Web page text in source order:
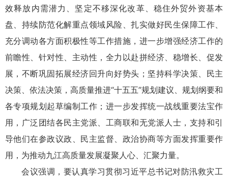
效释放内需潜力、坚定不移深化改革、稳住外贸外资基本
盘、持续防范化解重点领域风险、扎实做好民生保障工作、
充分调动各方面积极性等工作措施，进一步增强经济工作的
前瞻性、针对性、主动性，全力以赴拼经济、稳增长、促发
展，不断巩固拓展经济回升向好势头；坚持科学决策、民主
决策、依法决策，高质量推进“十五五”规划建议、规划纲要和
各专项规划起草编制工作；进一步发挥统一战线重要法宝作
用，广泛团结各民主党派、工商联和无党派人士，支持和引
导他们在参政议政、民主监督、政治协商等方面发挥重要作
用，为推动九江高质量发展凝聚人心、汇聚力量。
会议强调，要认真学习贯彻习近平总书记对防汛救灾工